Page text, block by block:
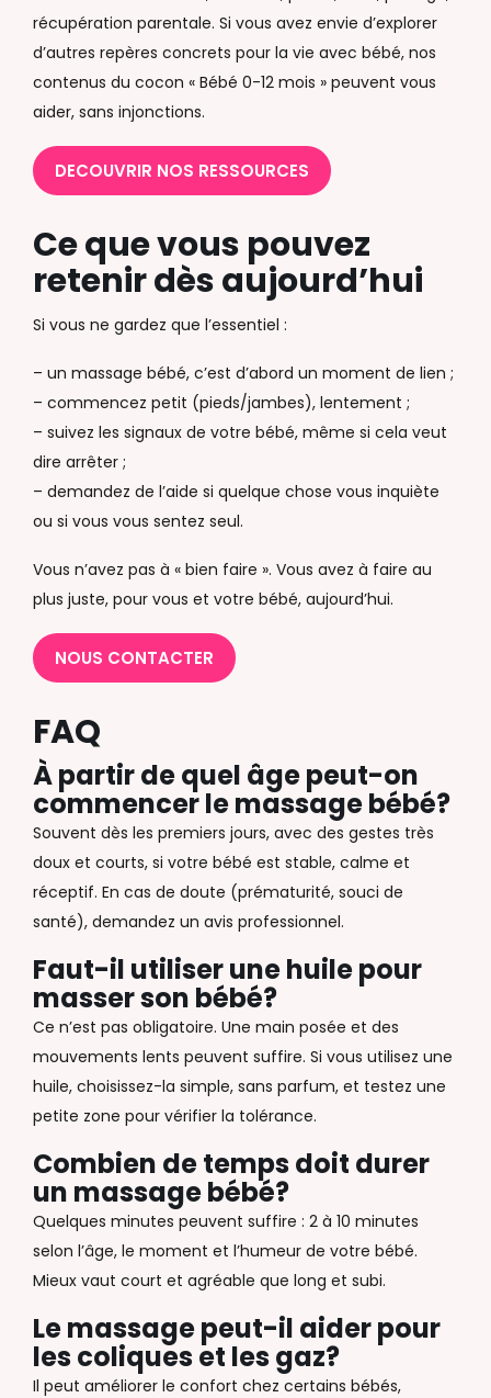
récupération parentale. Si vous avez envie d’explorer
d’autres repères concrets pour la vie avec bébé, nos
contenus du cocon « Bébé 0-12 mois » peuvent vous
aider, sans injonctions.
DECOUVRIR NOS RESSOURCES
Ce que vous pouvez
retenir dès aujourd’hui
Si vous ne gardez que l’essentiel :
– un massage bébé, c’est d’abord un moment de lien ;
– commencez petit (pieds/jambes), lentement ;
– suivez les signaux de votre bébé, même si cela veut
dire arrêter ;
– demandez de l’aide si quelque chose vous inquiète
ou si vous vous sentez seul.
Vous n’avez pas à « bien faire ». Vous avez à faire au
plus juste, pour vous et votre bébé, aujourd’hui.
NOUS CONTACTER
FAQ
À partir de quel âge peut-on
commencer le massage bébé?
Souvent dès les premiers jours, avec des gestes très
doux et courts, si votre bébé est stable, calme et
réceptif. En cas de doute (prématurité, souci de
santé), demandez un avis professionnel.
Faut-il utiliser une huile pour
masser son bébé?
Ce n’est pas obligatoire. Une main posée et des
mouvements lents peuvent suffire. Si vous utilisez une
huile, choisissez-la simple, sans parfum, et testez une
petite zone pour vérifier la tolérance.
Combien de temps doit durer
un massage bébé?
Quelques minutes peuvent suffire : 2 à 10 minutes
selon l’âge, le moment et l’humeur de votre bébé.
Mieux vaut court et agréable que long et subi.
Le massage peut-il aider pour
les coliques et les gaz?
Il peut améliorer le confort chez certains bébés,